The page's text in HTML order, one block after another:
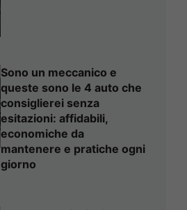
Sono un meccanico e
queste sono le 4 auto che
consiglierei senza
esitazioni: affidabili,
economiche da
mantenere e pratiche ogni
giorno